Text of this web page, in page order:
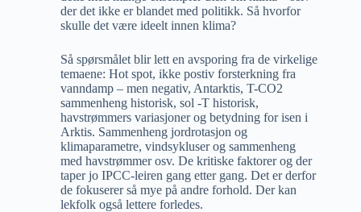
der det ikke er blandet med politikk. Så hvorfor
skulle det være ideelt innen klima?
Så spørsmålet blir lett en avsporing fra de virkelige
temaene: Hot spot, ikke postiv forsterkning fra
vanndamp – men negativ, Antarktis, T-CO2
sammenheng historisk, sol -T historisk,
havstrømmers variasjoner og betydning for isen i
Arktis. Sammenheng jordrotasjon og
klimaparametre, vindsykluser og sammenheng
med havstrømmer osv. De kritiske faktorer og der
taper jo IPCC-leiren gang etter gang. Det er derfor
de fokuserer så mye på andre forhold. Der kan
lekfolk også lettere forledes.